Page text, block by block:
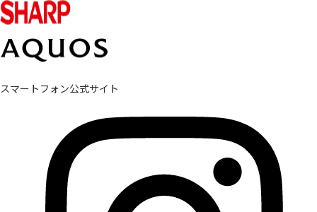
スマートフォン公式サイト